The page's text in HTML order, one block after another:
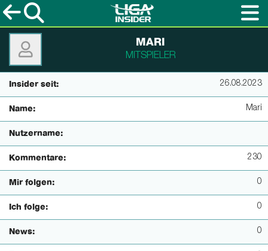
MARI
MITSPIELER
Insider seit: 26.08.2023
Name: Mari
Nutzername:
Kommentare: 230
Mir folgen: 0
Ich folge: 0
News: 0